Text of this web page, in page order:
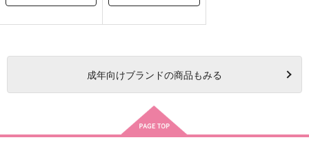
成年向けブランドの商品もみる